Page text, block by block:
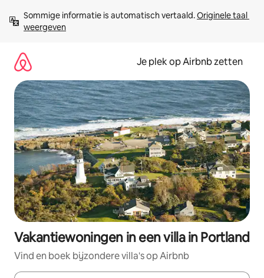
direct
naar
Sommige informatie is automatisch vertaald. Originele taal
weergeven
Je plek op Airbnb zetten
Vakantiewoningen in een villa in Portland
Vind en boek bijzondere villa's op Airbnb